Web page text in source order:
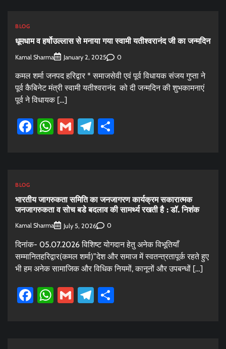
BLOG
धूमधाम व हर्षोउल्लास से मनाया गया स्वामी यतीश्वरानंद जी का जन्मदिन
Kamal Sharma January 2, 2025 0
कमल शर्मा जनपद हरिद्वार * समाजसेवी एवं पूर्व विधायक संजय गुप्ता ने
पूर्व कैबिनेट मंत्री स्वामी यतीश्वरानंद को दी जन्मदिन की शुभकामनाएं
पूर्व ने विधायक […]
Facebook
WhatsApp
GmailTelegram
BLOG
भारतीय जागरुकता समिति का जनजागरण कार्यक्रम सकारात्मक
जनजागरुकता व सोच बडे बदलाव की सामर्थ्य रखती है : डॉ. निशंक
Kamal Sharma July 5, 2026 0
दिनांक- 05.07.2026 विशिष्ट योगदान हेतु अनेक विभूतियाँ
सम्मानितहरिद्वार(कमल शर्मा)”देश और समाज में स्वतन्त्रतापूर्क रहते हुए
भी हम अनेक सामाजिक और विधिक नियमों, कानूनों और उपबन्धों […]
Facebook
WhatsApp
GmailTelegram